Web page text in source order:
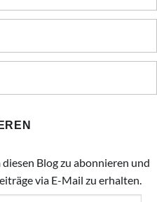
Blog zu abonnieren und
via E-Mail zu erhalten.